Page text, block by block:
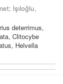
; Işıloğlu,
deterrimus,
Clitocybe
Helvella